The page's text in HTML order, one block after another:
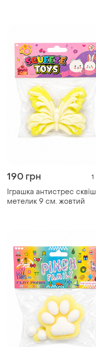
190 грн 1
Іграшка антистрес сквіш
метелик 9 см. жовтий